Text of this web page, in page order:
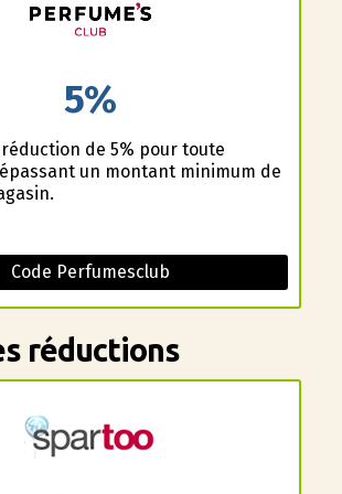
5%
réduction de 5% pour toute
un montant minimum de
Code Perfumesclub
réductions